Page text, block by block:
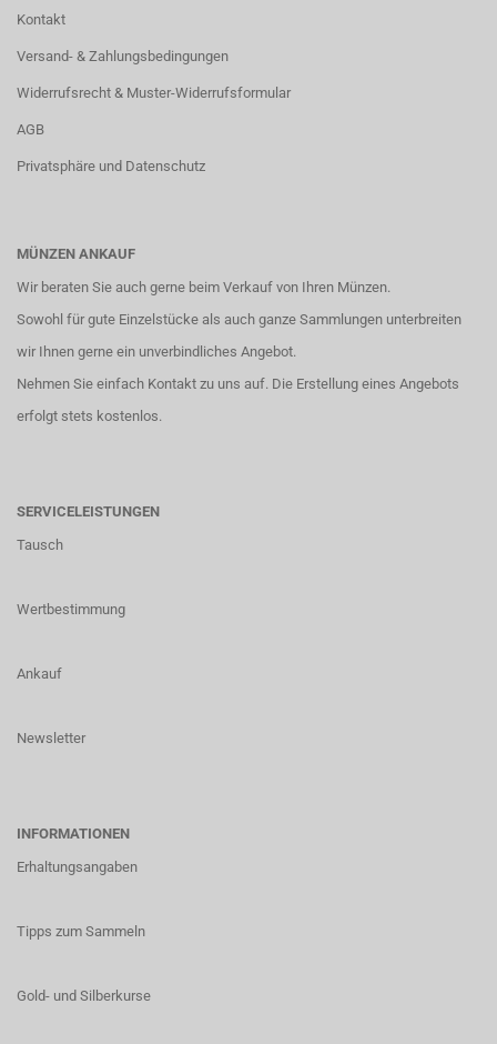
Kontakt
Versand- & Zahlungsbedingungen
Widerrufsrecht & Muster-Widerrufsformular
AGB
Privatsphäre und Datenschutz
MÜNZEN ANKAUF
Wir beraten Sie auch gerne beim Verkauf von Ihren Münzen.
Sowohl für gute Einzelstücke als auch ganze Sammlungen unterbreiten
wir Ihnen gerne ein unverbindliches Angebot.
Nehmen Sie einfach Kontakt zu uns auf. Die Erstellung eines Angebots
erfolgt stets kostenlos.
SERVICELEISTUNGEN
Tausch
Wertbestimmung
Ankauf
Newsletter
INFORMATIONEN
Erhaltungsangaben
Tipps zum Sammeln
Gold- und Silberkurse